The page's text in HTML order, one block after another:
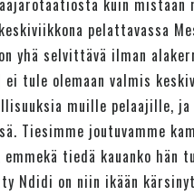
kuin mistään
pelattavassa
yhä selvittävä ilman
ei tule olemaan valmis
muille pelaajille,
Tiesimme joutuvamme
tiedä kauanko hän
Ndidi on niin ikään